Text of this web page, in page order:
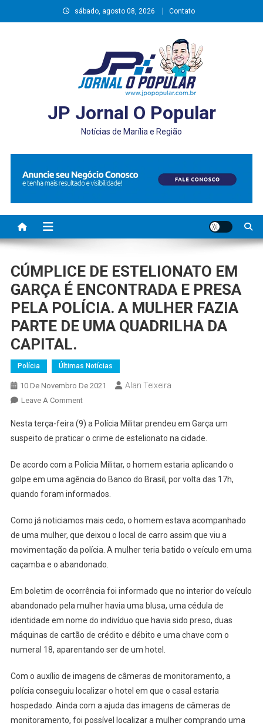
to
sábado, agosto 08, 2026 Contato
JP Jornal O Popular
Notícias de Marília e Região
CÚMPLICE DE ESTELIONATO EM
GARÇA É ENCONTRADA E PRESA
PELA POLÍCIA. A MULHER FAZIA
PARTE DE UMA QUADRILHA DA
CAPITAL.
Polícia Últimas Notícias
10 De Novembro De 2021 Alan Teixeira
Leave A CommentOn
DE
ESTELIONATO
GARÇA
É
ENCONTRADA
PRESA
PELA
POLÍCIA.
A
FAZIA
PARTE
UMA
Nesta terça-feira (9) a Polícia Militar prendeu em Garça um
suspeito de praticar o crime de estelionato na cidade.
De acordo com a Polícia Militar, o homem estaria aplicando o
golpe em uma agência do Banco do Brasil, por volta das 17h,
quando foram informados.
Como já noticiamos mais cedo, o homem estava acompanhado
de uma mulher, que deixou o local de carro assim que viu a
movimentação da polícia. A mulher teria batido o veículo em uma
caçamba e o abandonado.
Em boletim de ocorrência foi informado que no interior do veículo
abandonado pela mulher havia uma blusa, uma cédula de
identidade em nome do indivíduo que havia sido preso, duas
máquinas de cartão de crédito e débito e uma chave com o
numeral 18, aparentando ser de um hotel.
Com o auxílio de imagens de câmeras de monitoramento, a
polícia conseguiu localizar o hotel em que o casal estaria
hospedado. Ainda com a ajuda das imagens de câmeras de
monitoramento, foi possível localizar a mulher comprando uma